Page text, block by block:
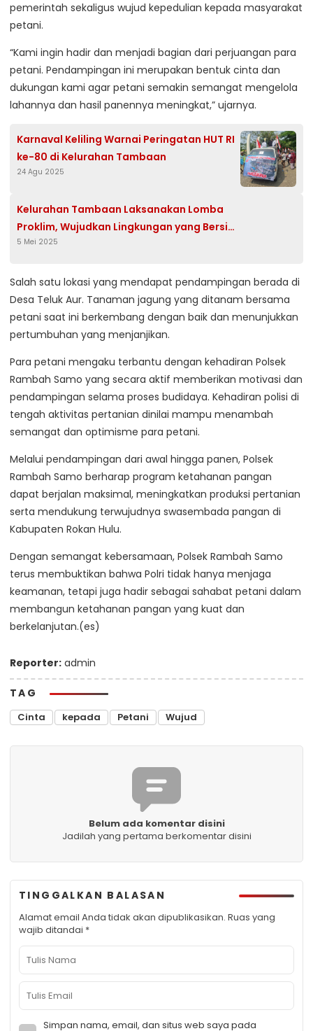
pemerintah sekaligus wujud kepedulian kepada masyarakat
petani.
“Kami ingin hadir dan menjadi bagian dari perjuangan para
petani. Pendampingan ini merupakan bentuk cinta dan
dukungan kami agar petani semakin semangat mengelola
lahannya dan hasil panennya meningkat,” ujarnya.
Karnaval Keliling Warnai Peringatan HUT RI
ke-80 di Kelurahan Tambaan
24 Agu 2025
Kelurahan Tambaan Laksanakan Lomba
Proklim, Wujudkan Lingkungan yang Bersih
dan Sehat
5 Mei 2025
Salah satu lokasi yang mendapat pendampingan berada di
Desa Teluk Aur. Tanaman jagung yang ditanam bersama
petani saat ini berkembang dengan baik dan menunjukkan
pertumbuhan yang menjanjikan.
Para petani mengaku terbantu dengan kehadiran Polsek
Rambah Samo yang secara aktif memberikan motivasi dan
pendampingan selama proses budidaya. Kehadiran polisi di
tengah aktivitas pertanian dinilai mampu menambah
semangat dan optimisme para petani.
Melalui pendampingan dari awal hingga panen, Polsek
Rambah Samo berharap program ketahanan pangan
dapat berjalan maksimal, meningkatkan produksi pertanian
serta mendukung terwujudnya swasembada pangan di
Kabupaten Rokan Hulu.
Dengan semangat kebersamaan, Polsek Rambah Samo
terus membuktikan bahwa Polri tidak hanya menjaga
keamanan, tetapi juga hadir sebagai sahabat petani dalam
membangun ketahanan pangan yang kuat dan
berkelanjutan.(es)
Reporter: admin
TAG
Cinta kepada Petani Wujud
Belum ada komentar disini
Jadilah yang pertama berkomentar disini
TINGGALKAN BALASAN
Alamat email Anda tidak akan dipublikasikan. Ruas yang
wajib ditandai *
Simpan nama, email, dan situs web saya pada